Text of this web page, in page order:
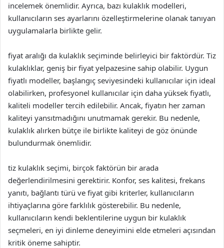
incelemek önemlidir. Ayrıca, bazı kulaklık modelleri,
kullanıcıların ses ayarlarını özelleştirmelerine olanak tanıyan
uygulamalarla birlikte gelir.
fiyat aralığı da kulaklık seçiminde belirleyici bir faktördür. Tiz
kulaklıklar, geniş bir fiyat yelpazesine sahip olabilir. Uygun
fiyatlı modeller, başlangıç seviyesindeki kullanıcılar için ideal
olabilirken, profesyonel kullanıcılar için daha yüksek fiyatlı,
kaliteli modeller tercih edilebilir. Ancak, fiyatın her zaman
kaliteyi yansıtmadığını unutmamak gerekir. Bu nedenle,
kulaklık alırken bütçe ile birlikte kaliteyi de göz önünde
bulundurmak önemlidir.
tiz kulaklık seçimi, birçok faktörün bir arada
değerlendirilmesini gerektirir. Konfor, ses kalitesi, frekans
yanıtı, bağlantı türü ve fiyat gibi kriterler, kullanıcıların
ihtiyaçlarına göre farklılık gösterebilir. Bu nedenle,
kullanıcıların kendi beklentilerine uygun bir kulaklık
seçmeleri, en iyi dinleme deneyimini elde etmeleri açısından
kritik öneme sahiptir.